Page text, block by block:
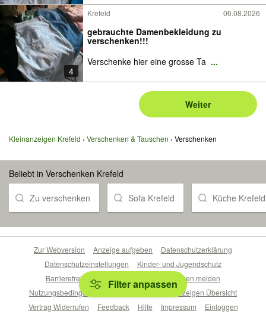
4
Krefeld 06.08.2026
gebrauchte Damenbekleidung zu
verschenken!!!
Verschenke hier eine grosse Ta ...
Weiter
Kleinanzeigen Krefeld Verschenken & Tauschen Verschenken
Beliebt in Verschenken Krefeld
Zu verschenken Sofa Krefeld Küche Krefeld
Filter anpassen
Zur Webversion Anzeige aufgeben
Datenschutzerklärung
Datenschutzeinstellungen
Kinder- und Jugendschutz
Barrierefreiheitserklärung
Sicherheitslücken melden
Nutzungsbedingungen
Beliebte Suchen
Anzeigen Übersicht
Vertrag Widerrufen
Feedback Hilfe Impressum Einloggen